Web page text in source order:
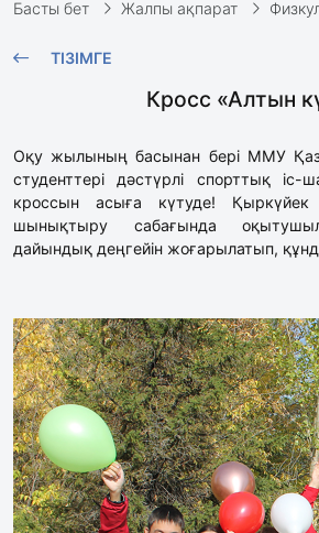
Басты бет Жалпы ақпарат
ТІЗІМГЕ
Кросс «Алтын
Оқу жылының басынан бері ММУ
студенттері дәстүрлі спорттық
кроссын асыға күтуде!
шынықтыру сабағында
дайындық деңгейін жоғарылатып,